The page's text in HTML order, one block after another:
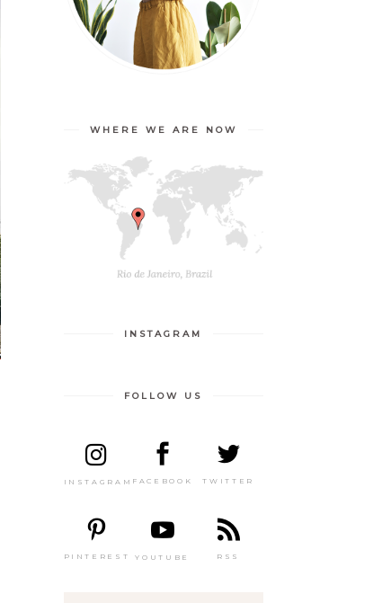
WHERE WE ARE NOW
INSTAGRAM
FOLLOW US
INSTAGRAM FACEBOOK TWITTER
PINTEREST YOUTUBE RSS